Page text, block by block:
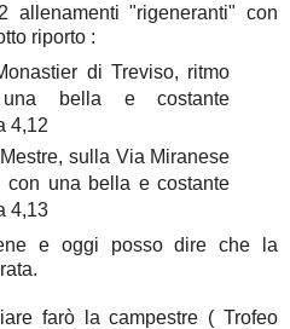
allenamenti "rigeneranti" con
riporto :
di Treviso, ritmo
bella e costante
4,12
sulla Via Miranese
con una bella e costante
4,13
e oggi posso dire che la
farò la campestre ( Trofeo